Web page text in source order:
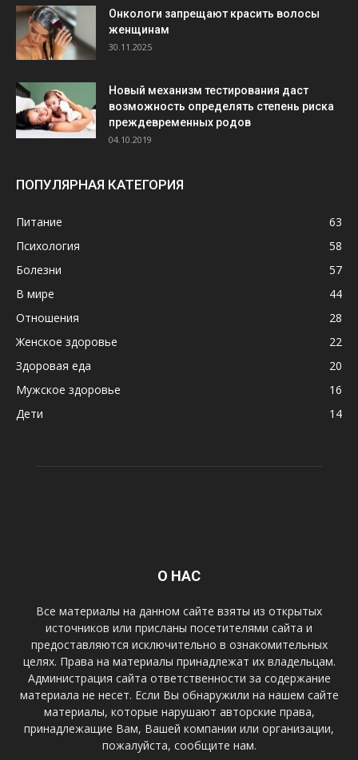
Онкологи запрещают красить волосы
женщинам
30.11.2025
Новый механизм тестирования даст
возможность определять степень риска
преждевременных родов
04.10.2019
ПОПУЛЯРНАЯ КАТЕГОРИЯ
Питание
63
Психология
58
Болезни
57
В мире
44
Отношения
28
Женское здоровье
22
Здоровая еда
20
Мужское здоровье
16
Дети
14
О НАС
Все материалы на данном сайте взяты из открытых
источников или присланы посетителями сайта и
предоставляются исключительно в ознакомительных
целях. Права на материалы принадлежат их владельцам.
Администрация сайта ответственности за содержание
материала не несет. Если Вы обнаружили на нашем сайте
материалы, которые нарушают авторские права,
принадлежащие Вам, Вашей компании или организации,
пожалуйста, сообщите нам.